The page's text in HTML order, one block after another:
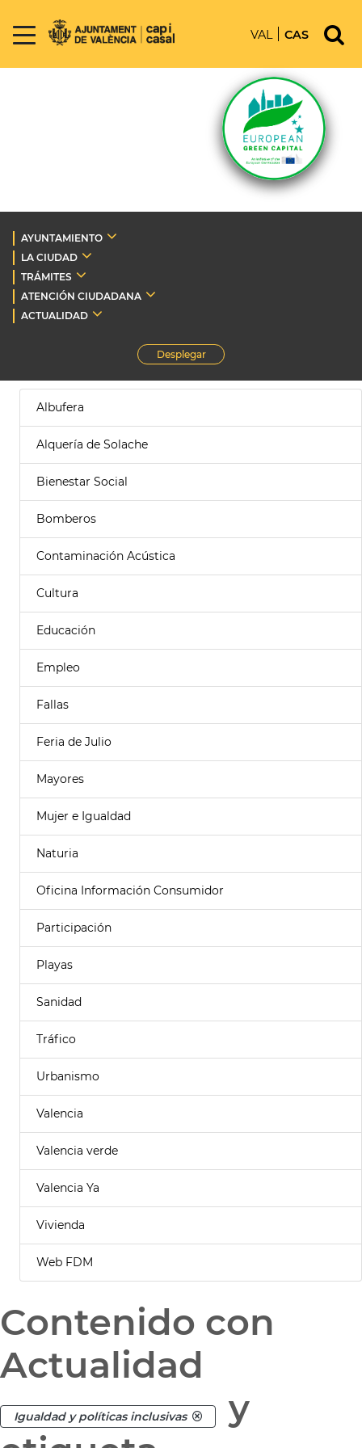
VAL CAS
AYUNTAMIENTO
LA CIUDAD
TRÁMITES
ATENCIÓN CIUDADANA
ACTUALIDAD
Desplegar
Albufera
Alquería de Solache
Bienestar Social
Bomberos
Contaminación Acústica
Cultura
Educación
Empleo
Fallas
Feria de Julio
Mayores
Mujer e Igualdad
Naturia
Oficina Información Consumidor
Participación
Playas
Sanidad
Tráfico
Urbanismo
Valencia
Valencia verde
Valencia Ya
Vivienda
Web FDM
Contenido con
Actualidad
Igualdad y políticas inclusivas
y